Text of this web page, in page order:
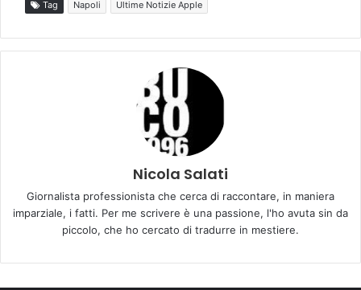
Tag Napoli Ultime Notizie Apple
Nicola Salati
Giornalista professionista che cerca di raccontare, in maniera
imparziale, i fatti. Per me scrivere è una passione, l'ho avuta sin da
piccolo, che ho cercato di tradurre in mestiere.